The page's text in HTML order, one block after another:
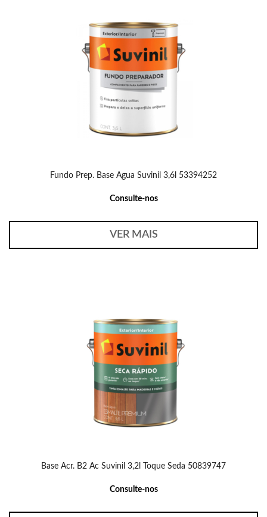
Fundo Prep. Base Agua Suvinil 3,6l 53394252
Consulte-nos
VER MAIS
Base Acr. B2 Ac Suvinil 3,2l Toque Seda 50839747
Consulte-nos